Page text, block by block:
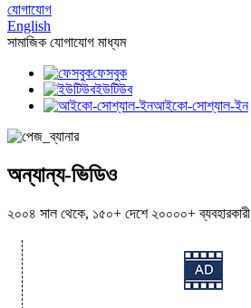
যোগাযোগ
English
সামাজিক যোগাযোগ মাধ্যম
ফেসবুক
ইউটিউব
আইকো-সোশ্যাল-ইন
অন্যান্য-ভিডিও
২০০৪ সাল থেকে, ১৫০+ দেশে ২০০০০+ ব্যবহারকারী